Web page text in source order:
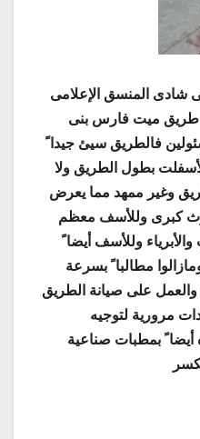
شادى المنسق الإعلامى
طريق ميت فارس بنى
فالطريق سيئ جيدا
بطول الطريق ولا
وغير ممهد مما يعرض
كبرى وللأسف معظم
وللأسف أيضا
مطالبا ً بسرعة
والعمل على صيانة الطريق
مرورية لتوجيه
أيضا ً بمطبات صناعية